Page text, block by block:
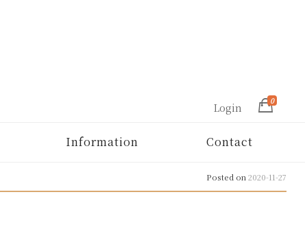
Login
0
Information Contact
Posted on2020-11-27